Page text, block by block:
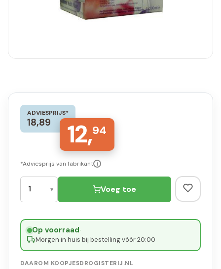
ADVIESPRIJS*
18,89 12,94
*Adviesprijs van fabrikant i
Voeg toe
Op voorraad·
Morgen in huis bij bestelling vóór 20:00
DAAROM KOOPJESDROGISTERIJ.NL